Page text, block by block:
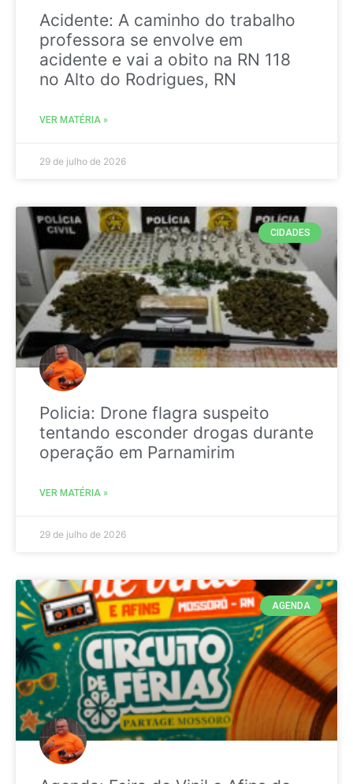
Acidente: A caminho do trabalho
professora se envolve em
acidente e vai a obito na RN 118
no Alto do Rodrigues, RN
VER MATÉRIA »
29 de julho de 2026
CIDADES
Policia: Drone flagra suspeito
tentando esconder drogas durante
operação em Parnamirim
VER MATÉRIA »
29 de julho de 2026
AGENDA